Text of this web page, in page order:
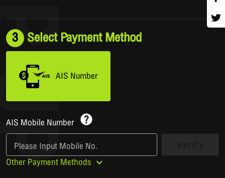
3 Select Payment Method
AIS Number
AIS Mobile Number
Please Input Mobile No.
Other Payment Methods